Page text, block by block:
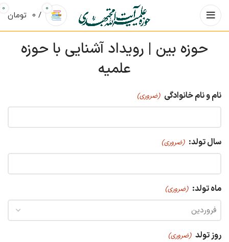
0
0
/
0 تومان
حوزه بین | رویداد آشنایی با حوزه
علمیه
نام و نام خانوادگی (ضروری)
سال تولد: (ضروری)
ماه تولد: (ضروری)
روز تولد (ضروری)